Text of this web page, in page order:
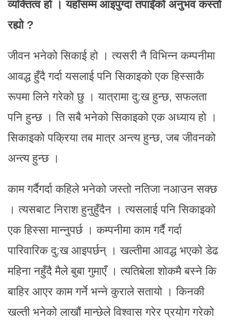
व्यक्तित्व हो । यहाँसम्म आइपुग्दा तपाइँको अनुभव कस्तो
रह्यो ?
जीवन भनेको सिकाई हो । त्यसरी नै विभिन्न कम्पनीमा
आवद्ध हुँदै गर्दा यसलाई पनि सिकाइको एक हिस्साकै
रूपमा लिने गरेको छु । यात्रामा दु:ख हुन्छ, सफलता
पनि हुन्छ । ति सबै भनेको सिकाइको एक अध्याय हो ।
सिकाइको पक्रिया तब मात्र अन्त्य हुन्छ, जब जीवनको
अन्त्य हुन्छ ।
काम गर्दैगर्दा कहिले भनेको जस्तो नतिजा नआउन सक्छ
। त्यसबाट निराश हुनुहुँदैन । त्यसलाई पनि सिकाइको
एक हिस्सा मान्नुपर्छ । कम्पनीमा काम गर्दै गर्दा
पारिवारिक दु:ख आइपर्छन् । खल्तीमा आवद्ध भएको डेढ
महिना नहुँदै मैले बुबा गुमाएँ । त्यतिबेला शोकमै बस्ने कि
बाहिर आएर काम गर्ने भन्ने कुराले सतायो । किनकी
खल्ती भनेको लाखौं मान्छेले विश्वास गरेर प्रयोग गरेको